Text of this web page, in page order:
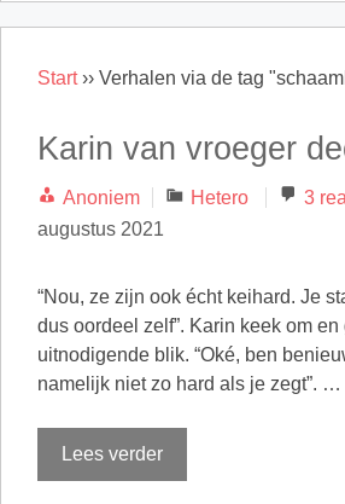
Start›› Verhalen via de tag
Karin van vroeger
Anoniem Categorieën
Hetero 3
augustus 2021
“Nou, ze zijn ook écht keihard. Je
dus oordeel zelf”. Karin keek om en
uitnodigende blik. “Oké, ben
namelijk niet zo hard als je zegt”. …
Lees verder